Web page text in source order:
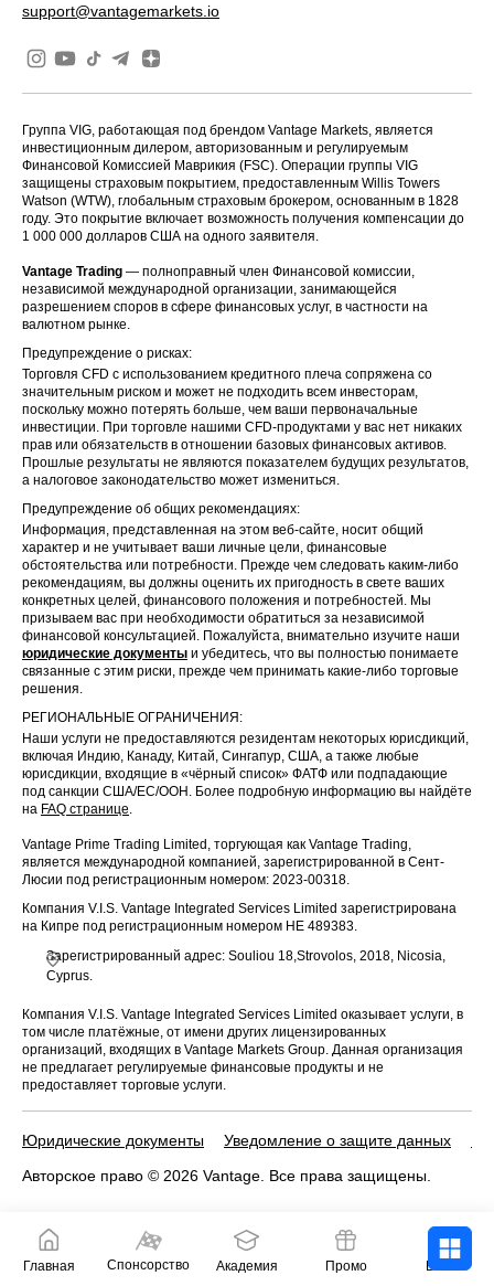
support@vantagemarkets.io
Группа VIG, работающая под брендом Vantage Markets, является
инвестиционным дилером, авторизованным и регулируемым
Финансовой Комиссией Маврикия (FSC). Операции группы VIG
защищены страховым покрытием, предоставленным Willis Towers
Watson (WTW), глобальным страховым брокером, основанным в 1828
году. Это покрытие включает возможность получения компенсации до
1 000 000 долларов США на одного заявителя.
Vantage Trading — полноправный член Финансовой комиссии,
независимой международной организации, занимающейся
разрешением споров в сфере финансовых услуг, в частности на
валютном рынке.
Предупреждение о рисках:
Торговля CFD с использованием кредитного плеча сопряжена со
значительным риском и может не подходить всем инвесторам,
поскольку можно потерять больше, чем ваши первоначальные
инвестиции. При торговле нашими CFD-продуктами у вас нет никаких
прав или обязательств в отношении базовых финансовых активов.
Прошлые результаты не являются показателем будущих результатов,
а налоговое законодательство может измениться.
Предупреждение об общих рекомендациях:
Информация, представленная на этом веб-сайте, носит общий
характер и не учитывает ваши личные цели, финансовые
обстоятельства или потребности. Прежде чем следовать каким-либо
рекомендациям, вы должны оценить их пригодность в свете ваших
конкретных целей, финансового положения и потребностей. Мы
призываем вас при необходимости обратиться за независимой
финансовой консультацией. Пожалуйста, внимательно изучите наши
юридические документы и убедитесь, что вы полностью понимаете
связанные с этим риски, прежде чем принимать какие-либо торговые
решения.
РЕГИОНАЛЬНЫЕ ОГРАНИЧЕНИЯ:
Наши услуги не предоставляются резидентам некоторых юрисдикций,
включая Индию, Канаду, Китай, Сингапур, США, а также любые
юрисдикции, входящие в «чёрный список» ФАТФ или подпадающие
под санкции США/ЕС/ООН. Более подробную информацию вы найдёте
на FAQ странице.
Vantage Prime Trading Limited, торгующая как Vantage Trading,
является международной компанией, зарегистрированной в Сент-
Люсии под регистрационным номером: 2023-00318.
Компания V.I.S. Vantage Integrated Services Limited зарегистрирована
на Кипре под регистрационным номером HE 489383.
Зарегистрированный адрес: Souliou 18,Strovolos, 2018, Nicosia,
Cyprus.
Компания V.I.S. Vantage Integrated Services Limited оказывает услуги, в
том числе платёжные, от имени других лицензированных
организаций, входящих в Vantage Markets Group. Данная организация
не предлагает регулируемые финансовые продукты и не
предоставляет торговые услуги.
Юридические документы Уведомление о защите данных
Авторское право © 2026 Vantage. Все права защищены.
Главная Спонсорство Академия Промо Войти